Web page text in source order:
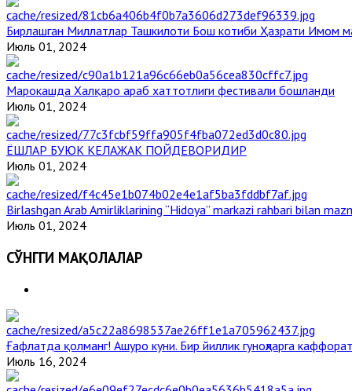
Бирлашган Миллатлар Ташкилоти Бош котиби Ҳазрати Имом
Июль 01, 2024
Марокашда Халқаро араб хаттотлиги фестивали бошланди
Июль 01, 2024
ЁШЛАР БУЮК КЕЛАЖАК ПОЙДЕВОРИДИР
Июль 01, 2024
Birlashgan Arab Amirliklarining “Hidoya” markazi rahbari bilan
Июль 01, 2024
СЎНГГИ МАҚОЛАЛАР
Ғафлатда қолманг! Ашуро куни. Бир йиллик гуноҳларга
Июль 16, 2024